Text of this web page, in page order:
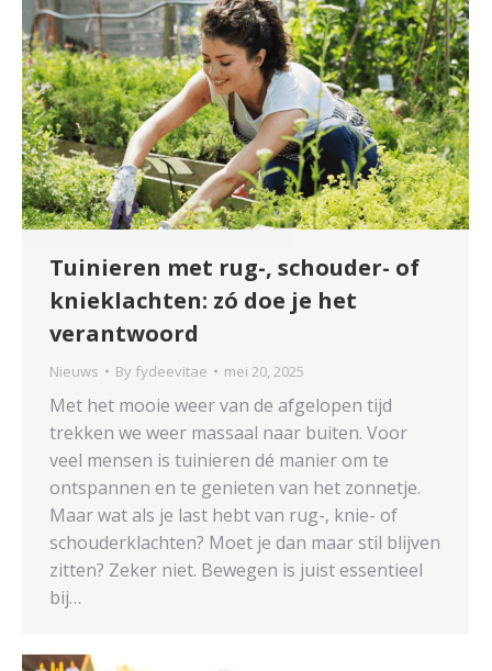
Tuinieren met rug-, schouder- of
knieklachten: zó doe je het
verantwoord
Nieuws By fydeevitae mei 20, 2025
Met het mooie weer van de afgelopen tijd
trekken we weer massaal naar buiten. Voor
veel mensen is tuinieren dé manier om te
ontspannen en te genieten van het zonnetje.
Maar wat als je last hebt van rug-, knie- of
schouderklachten? Moet je dan maar stil blijven
zitten? Zeker niet. Bewegen is juist essentieel
bij…